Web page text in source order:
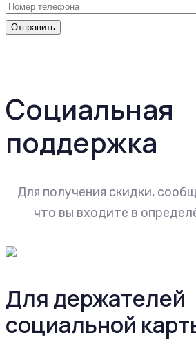
Социальная
поддержка
Для получения скидки,
что вы входите в
Для держателей
социальной